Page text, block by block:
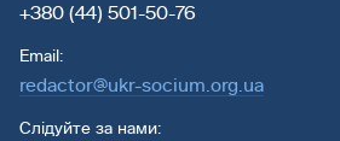
+380 (44) 501-50-76
Email:
redactor@ukr-socium.org.ua
Слідуйте за нами: